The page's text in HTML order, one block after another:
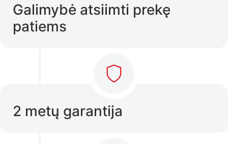
Galimybė atsiimti prekę
patiems
2 metų garantija